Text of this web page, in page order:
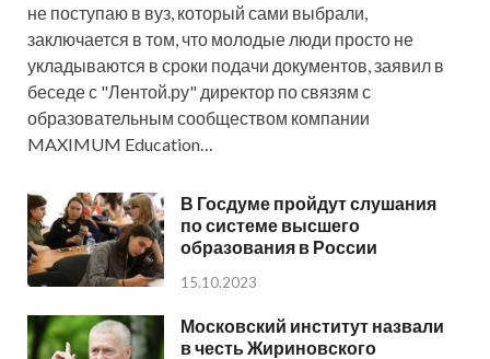
не поступаю в вуз, который сами выбрали,
заключается в том, что молодые люди просто не
укладываются в сроки подачи документов, заявил в
беседе с "Лентой.ру" директор по связям с
образовательным сообществом компании
MAXIMUM Education…
В Госдуме пройдут слушания
по системе высшего
образования в России
15.10.2023
Московский институт назвали
в честь Жириновского